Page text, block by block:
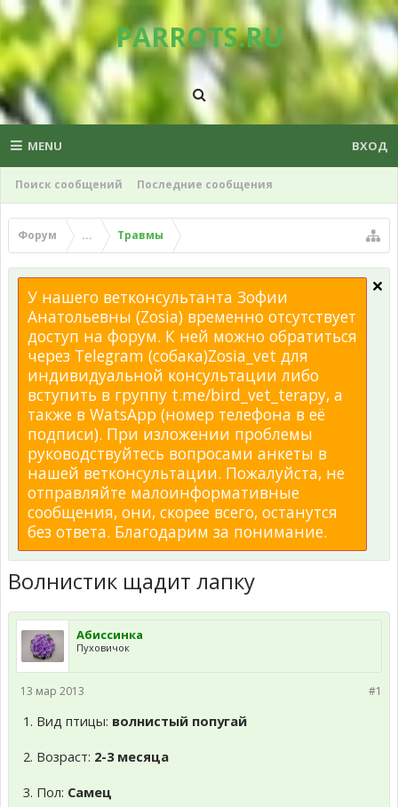
PARROTS.RU
MENU
Поиск сообщений Последние сообщения
ВХОД
Форум ... Травмы
У нашего ветконсультанта Зофии
Анатольевны (Zosia) временно отсутствует
доступ на форум. К ней можно обратиться
через Telegram (собака)Zosia_vet для
индивидуальной консультации либо
вступить в группу t.me/bird_vet_terapy, а
также в WatsApp (номер телефона в её
подписи). При изложении проблемы
руководствуйтесь вопросами анкеты в
нашей ветконсультации. Пожалуйста, не
отправляйте малоинформативные
сообщения, они, скорее всего, останутся
без ответа. Благодарим за понимание.
Волнистик щадит лапку
Абиссинка
Пуховичок
#1
13 мар 2013
1. Вид птицы: волнистый попугай
2. Возраст: 2-3 месяца
3. Пол: Самец